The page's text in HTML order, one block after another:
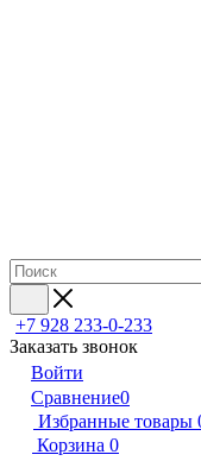
+7 928 233-0-233
Заказать звонок
Войти
Сравнение0
Избранные товары
Корзина 0